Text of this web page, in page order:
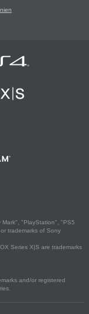
"PlayStation", "PS5
trademarks of Sony
Series X|S are trademarks
and/or registered